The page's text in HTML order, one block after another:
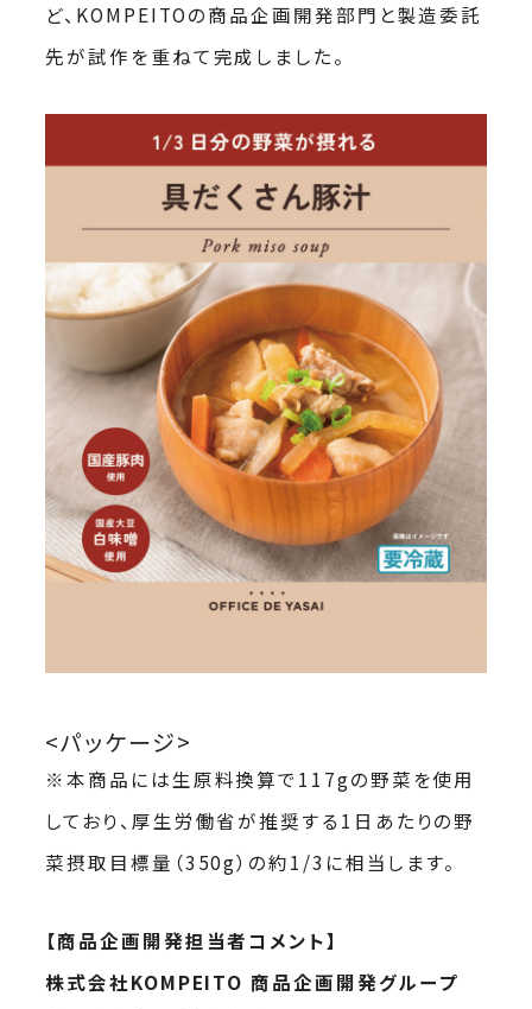
ど、KOMPEITOの商品企画開発部門と製造委託
先が試作を重ねて完成しました。
<パッケージ>
※本商品には生原料換算で117gの野菜を使用
しており、厚生労働省が推奨する1日あたりの野
菜摂取目標量（350g）の約1/3に相当します。
【商品企画開発担当者コメント】
株式会社KOMPEITO 商品企画開発グループ